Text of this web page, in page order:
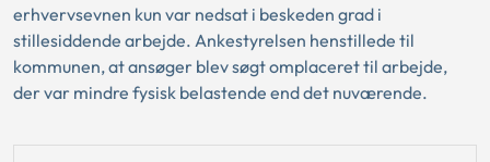
erhvervsevnen kun var nedsat i beskeden grad i
stillesiddende arbejde. Ankestyrelsen henstillede til
kommunen, at ansøger blev søgt omplaceret til arbejde,
der var mindre fysisk belastende end det nuværende.